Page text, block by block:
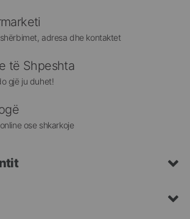
adresa dhe kontaktet
të Shpeshta
gjë ju duhet!
ose shkarkoje